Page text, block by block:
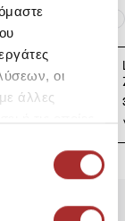
οι
άλλες